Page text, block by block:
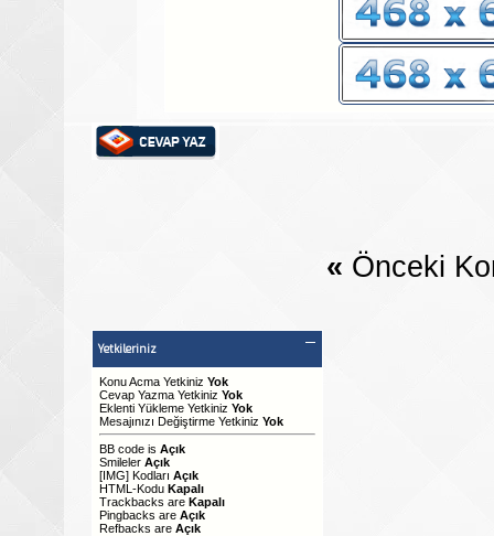
« Önceki
Yetkileriniz
Konu Acma Yetkiniz Yok
Cevap Yazma Yetkiniz Yok
Eklenti Yükleme Yetkiniz Yok
Mesajınızı Değiştirme Yetkiniz Yok
BB code is Açık
Smileler Açık
[IMG] Kodları Açık
HTML-Kodu Kapalı
Trackbacks are Kapalı
Pingbacks are Açık
Refbacks are Açık